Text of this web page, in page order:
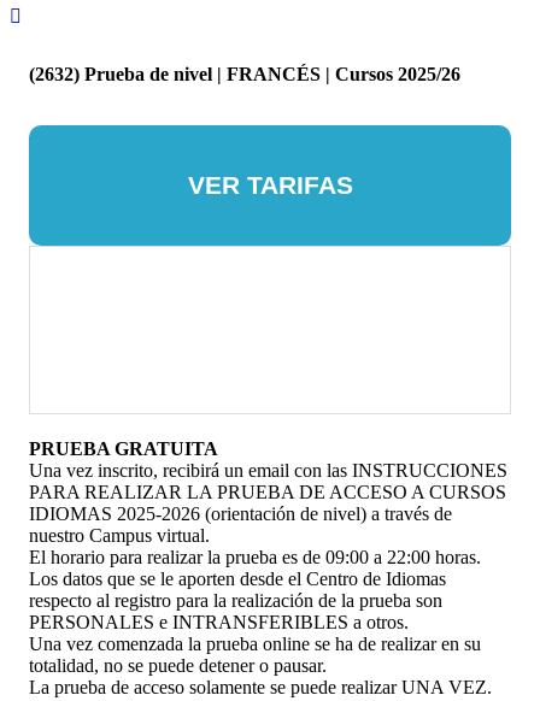
(2632) Prueba de nivel | FRANCÉS | Cursos 2025/26
VER TARIFAS
PRUEBA GRATUITA
Una vez inscrito, recibirá un email con las INSTRUCCIONES
PARA REALIZAR LA PRUEBA DE ACCESO A CURSOS
IDIOMAS 2025-2026 (orientación de nivel) a través de
nuestro Campus virtual.
El horario para realizar la prueba es de 09:00 a 22:00 horas.
Los datos que se le aporten desde el Centro de Idiomas
respecto al registro para la realización de la prueba son
PERSONALES e INTRANSFERIBLES a otros.
Una vez comenzada la prueba online se ha de realizar en su
totalidad, no se puede detener o pausar.
La prueba de acceso solamente se puede realizar UNA VEZ.